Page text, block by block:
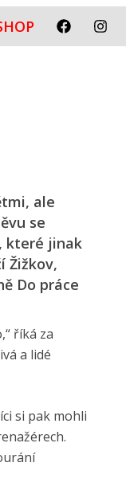
ale
se
které jinak
Žižkov,
Do práce
říká za
a lidé
si pak mohli